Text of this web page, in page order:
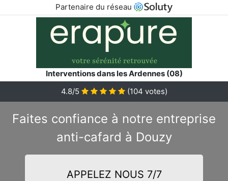
Partenaire du réseau
Interventions dans les Ardennes (08)
4.8/5
(104 votes)
Faites confiance à notre entreprise
anti-cafard à Douzy
APPELEZ NOUS 7/7